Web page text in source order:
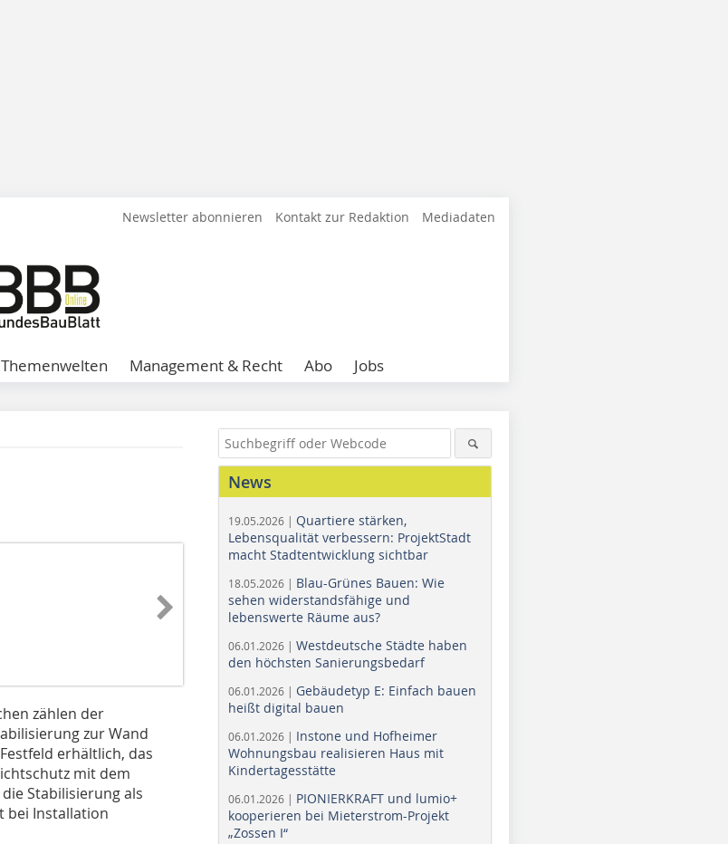
Newsletter abonnieren Kontakt zur Redaktion Mediadaten
Themenwelten Management & Recht Abo Jobs
zählen der
zur Wand
erhältlich, das
mit dem
Stabilisierung als
bei Installation
News
19.05.2026 | Quartiere stärken,
Lebensqualität verbessern: ProjektStadt
macht Stadtentwicklung sichtbar
18.05.2026 | Blau-Grünes Bauen: Wie
sehen widerstandsfähige und
lebenswerte Räume aus?
06.01.2026 | Westdeutsche Städte haben
den höchsten Sanierungsbedarf
06.01.2026 | Gebäudetyp E: Einfach bauen
heißt digital bauen
06.01.2026 | Instone und Hofheimer
Wohnungsbau realisieren Haus mit
Kindertagesstätte
06.01.2026 | PIONIERKRAFT und lumio+
kooperieren bei Mieterstrom-Projekt
„Zossen I“